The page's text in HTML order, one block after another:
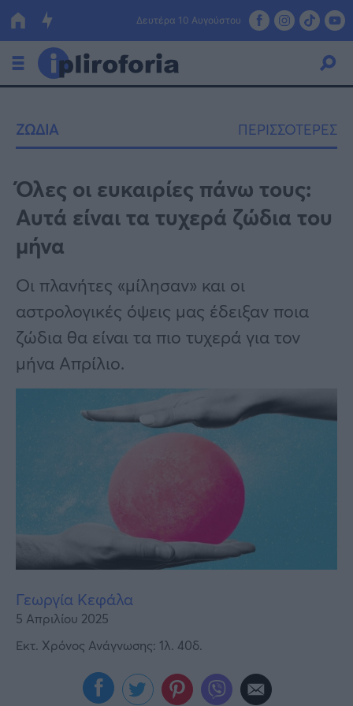
Δευτέρα 10 Αυγούστου
Οικονομία
Πολιτική
Τράπεζες
Επιδοτήσεις
ΕΣΠΑ
Κόσμος
Lifestyle
Αθλητικά
Υγεία
Γυναίκα
Καιρός
ΖΩΔΙΑ ΠΕΡΙΣΣΟΤΕΡΕΣ
Όλες οι ευκαιρίες πάνω τους:
Αυτά είναι τα τυχερά ζώδια του
μήνα
Οι πλανήτες «μίλησαν» και οι
αστρολογικές όψεις μας έδειξαν ποια
ζώδια θα είναι τα πιο τυχερά για τον
μήνα Απρίλιο.
Γεωργία Κεφάλα
5 Απριλίου 2025
Εκτ. Χρόνος Ανάγνωσης: 1λ. 40δ.